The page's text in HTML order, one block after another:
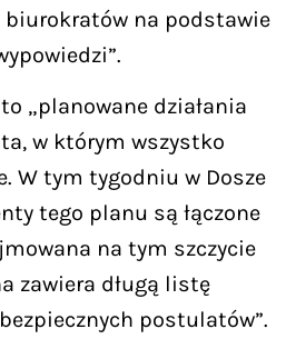
biurokratów na podstawie
„planowane działania
w którym wszystko
W tym tygodniu w Dosze
tego planu są łączone
na tym szczycie
zawiera długą listę
postulatów”.